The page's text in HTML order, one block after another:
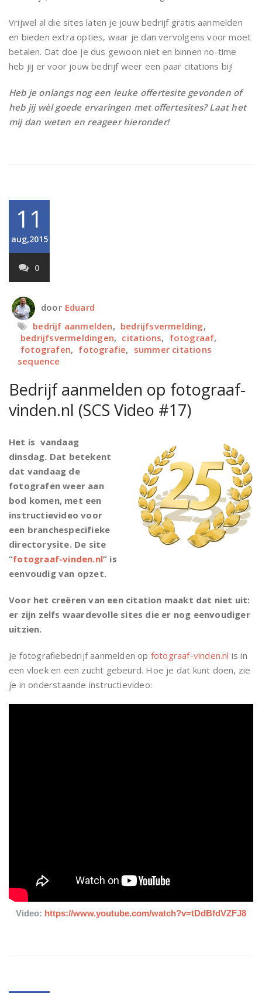
Vrijwel al die sites laten je jouw bedrijf gratis aanmelden
en bieden extra opties, waar je dan vervolgens voor moet
betalen. Dat doe je dus gewoon niet en binnen no-time
heb jij er voor jouw bedrijf weer een paar citations bij!
Heb je onlangs nog een leuke offertesite gevonden of
heb jij wèl goede ervaringen met offertesites? Laat het
mij dan weten en reageer hieronder!
11
aug,2015
0
door Eduard
bedrijf aanmelden, bedrijfsvermelding,
bedrijfsvermeldingen, citations, fotograaf,
fotografen, fotografie, summer citations
sequence
Bedrijf aanmelden op fotograaf-
vinden.nl (SCS Video #17)
Het is vandaag
dinsdag. Dat betekent
dat vandaag de
fotografen weer aan
bod komen, met een
instructievideo voor
een branchespecifieke
directorysite. De site
“fotograaf-vinden.nl” is
eenvoudig van opzet.
Voor het creëren van een citation maakt dat niet uit:
er zijn zelfs waardevolle sites die er nog eenvoudiger
uitzien.
Je fotografiebedrijf aanmelden op fotograaf-vinden.nl is in
een vloek en een zucht gebeurd. Hoe je dat kunt doen, zie
je in onderstaande instructievideo:
Video: https://www.youtube.com/watch?v=tDdBfdVZFJ8